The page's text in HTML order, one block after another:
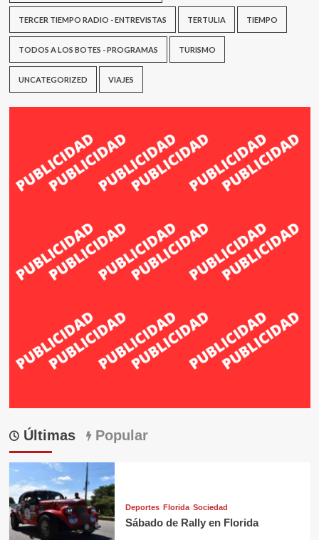
TERCER TIEMPO RADIO - ENTREVISTAS TERTULIA TIEMPO
TODOS A LOS BOTES - PROGRAMAS TURISMO
UNCATEGORIZED VIAJES
Últimas Popular
Deportes Florida Sociedad
Sábado de Rally en Florida